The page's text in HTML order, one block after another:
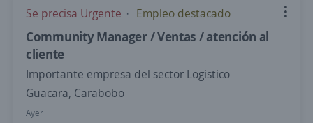
Se precisa Urgente Empleo destacado
Community Manager / Ventas / atención al
cliente
Importante empresa del sector Logistico
Guacara, Carabobo
Ayer